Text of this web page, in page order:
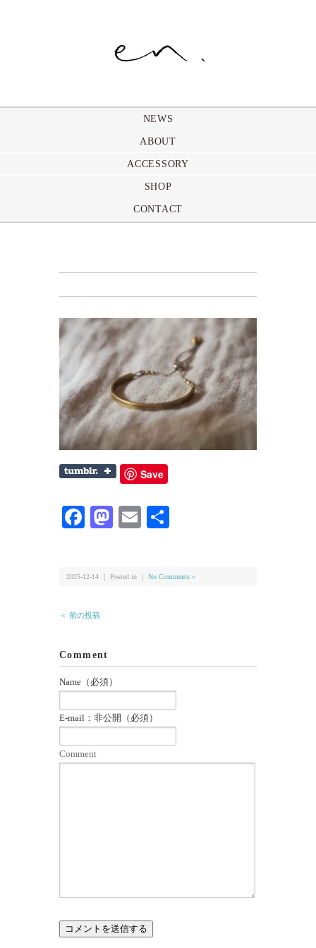
NEWS
ABOUT
ACCESSORY
SHOP
CONTACT
Save
Facebook
Mastodon
Email
2025-12-14 ｜ Posted in ｜ No Comments »
＜ 前の投稿
Comment
Name（必須）
E-mail：非公開（必須）
Comment